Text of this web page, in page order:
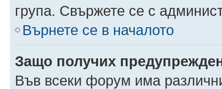
група. Свържете се с
Върнете се в началото
Защо получих
Във всеки форум има